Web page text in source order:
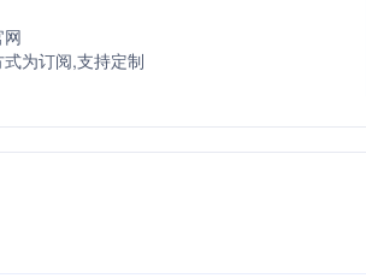
式为订阅,支持定制